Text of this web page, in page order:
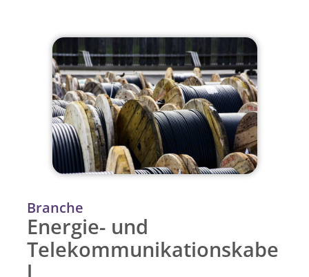
Branche
Energie- und
Telekommunikationskabe